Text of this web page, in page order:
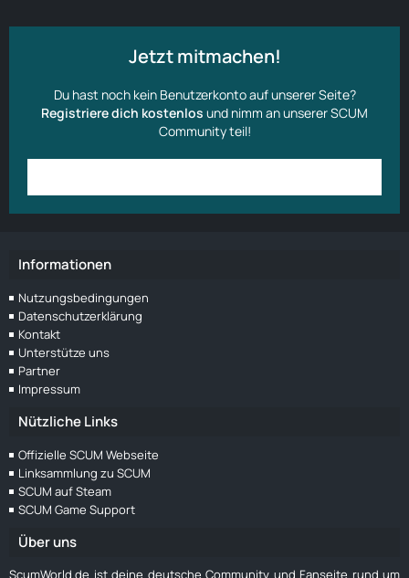
Jetzt mitmachen!
Du hast noch kein Benutzerkonto auf unserer Seite?
Registriere dich kostenlos und nimm an unserer SCUM
Community teil!
Informationen
Nutzungsbedingungen
Datenschutzerklärung
Kontakt
Unterstütze uns
Partner
Impressum
Nützliche Links
Offizielle SCUM Webseite
Linksammlung zu SCUM
SCUM auf Steam
SCUM Game Support
Über uns
ScumWorld.de ist deine deutsche Community und Fanseite rund um